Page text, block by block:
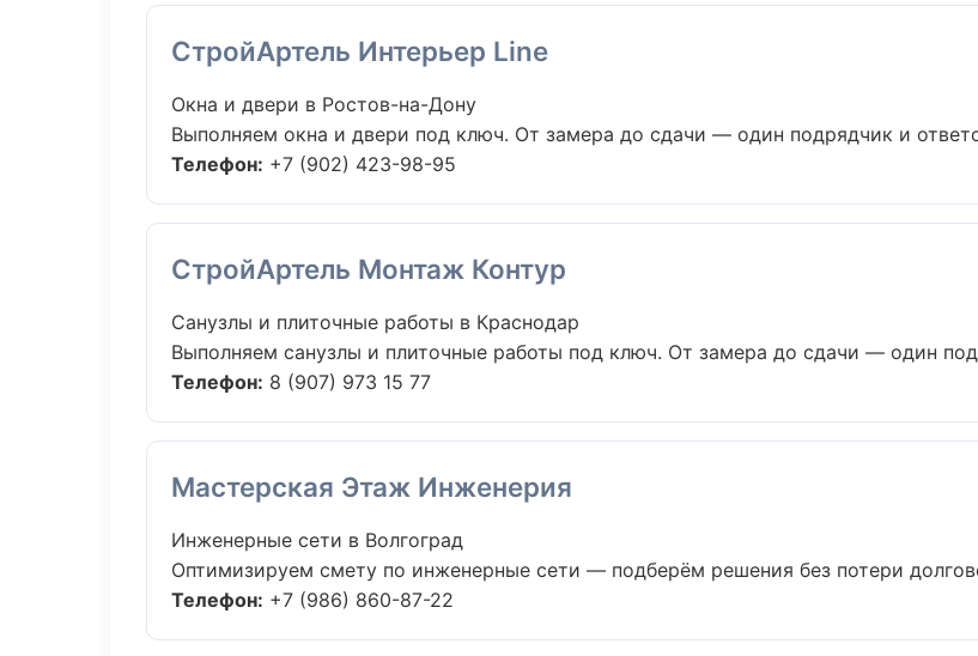
СтройАртель Интерьер Line
Окна и двери в Ростов-на-Дону
Выполняем окна и двери под ключ. От замера до сдачи — один подрядчик и
Телефон: +7 (902) 423-98-95
СтройАртель Монтаж Контур
Санузлы и плиточные работы в Краснодар
Выполняем санузлы и плиточные работы под ключ. От замера до сдачи — один
Телефон: 8 (907) 973 15 77
Мастерская Этаж Инженерия
Инженерные сети в Волгоград
Оптимизируем смету по инженерные сети — подберём решения без потери
Телефон: +7 (986) 860-87-22